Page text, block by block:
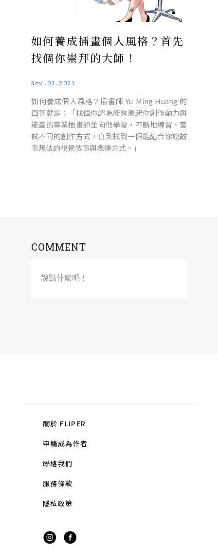
如何養成插畫個人風格？首先
找個你崇拜的大師！
Nov.01.2021
如何養成個人風格？插畫師 Yu-Ming Huang 的
回答就是：「找個你認為能夠激起你創作動力與
能量的專業插畫師並向他學習，不斷地練習、嘗
試不同的創作方式，直到找到一個能結合你說故
事想法的視覺敘事與表達方式。」
COMMENT
說點什麼吧！
關於 FLiPER
申請成為作者
聯絡我們
服務條款
隱私政策